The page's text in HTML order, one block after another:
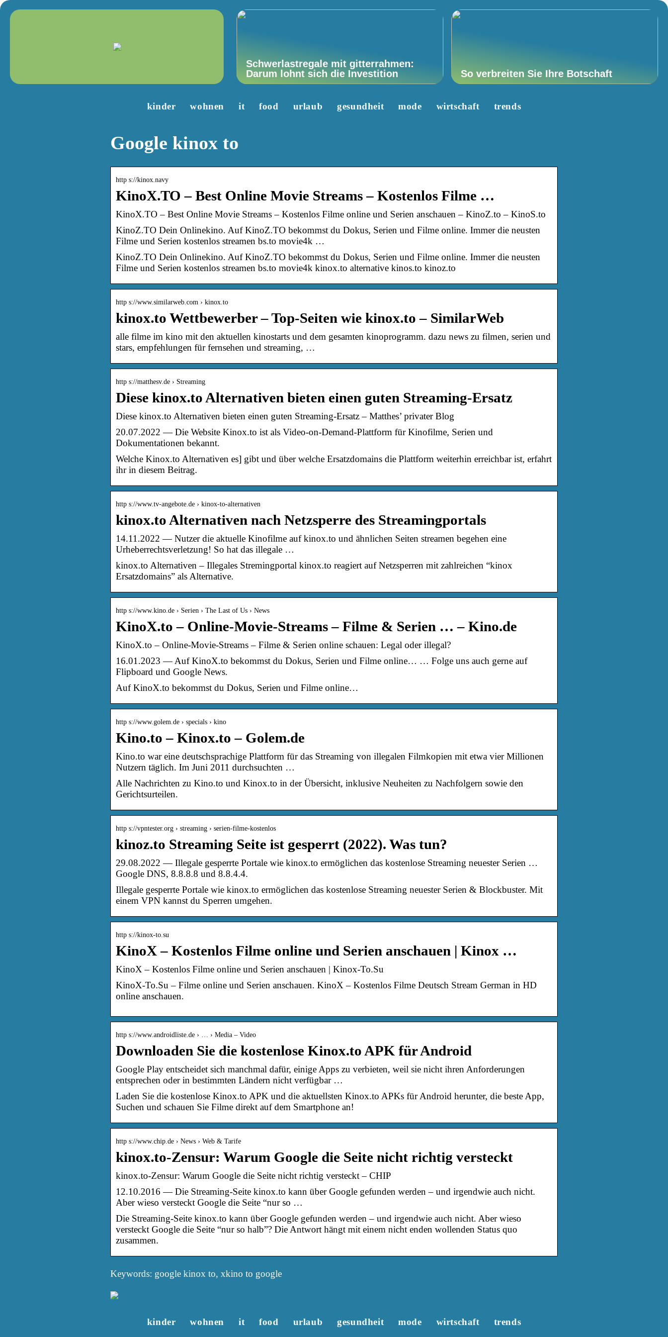
Schwerlastregale mit gitterrahmen:
Darum lohnt sich die Investition
So verbreiten Sie Ihre Botschaft
kinder wohnen it food urlaub gesundheit mode wirtschaft trends
Google kinox to
http s://kinox.navy
KinoX.TO – Best Online Movie Streams – Kostenlos Filme …
KinoX.TO – Best Online Movie Streams – Kostenlos Filme online und Serien anschauen – KinoZ.to – KinoS.to
KinoZ.TO Dein Onlinekino. Auf KinoZ.TO bekommst du Dokus, Serien und Filme online. Immer die neusten
Filme und Serien kostenlos streamen bs.to movie4k …
KinoZ.TO Dein Onlinekino. Auf KinoZ.TO bekommst du Dokus, Serien und Filme online. Immer die neusten
Filme und Serien kostenlos streamen bs.to movie4k kinox.to alternative kinos.to kinoz.to
http s://www.similarweb.com › kinox.to
kinox.to Wettbewerber – Top-Seiten wie kinox.to – SimilarWeb
alle filme im kino mit den aktuellen kinostarts und dem gesamten kinoprogramm. dazu news zu filmen, serien und
stars, empfehlungen für fernsehen und streaming, …
http s://matthesv.de › Streaming
Diese kinox.to Alternativen bieten einen guten Streaming-Ersatz
Diese kinox.to Alternativen bieten einen guten Streaming-Ersatz – Matthes’ privater Blog
20.07.2022 — Die Website Kinox.to ist als Video-on-Demand-Plattform für Kinofilme, Serien und
Dokumentationen bekannt.
Welche Kinox.to Alternativen es] gibt und über welche Ersatzdomains die Plattform weiterhin erreichbar ist, erfahrt
ihr in diesem Beitrag.
http s://www.tv-angebote.de › kinox-to-alternativen
kinox.to Alternativen nach Netzsperre des Streamingportals
14.11.2022 — Nutzer die aktuelle Kinofilme auf kinox.to und ähnlichen Seiten streamen begehen eine
Urheberrechtsverletzung! So hat das illegale …
kinox.to Alternativen – Illegales Stremingportal kinox.to reagiert auf Netzsperren mit zahlreichen “kinox
Ersatzdomains” als Alternative.
http s://www.kino.de › Serien › The Last of Us › News
KinoX.to – Online-Movie-Streams – Filme & Serien … – Kino.de
KinoX.to – Online-Movie-Streams – Filme & Serien online schauen: Legal oder illegal?
16.01.2023 — Auf KinoX.to bekommst du Dokus, Serien und Filme online… … Folge uns auch gerne auf
Flipboard und Google News.
Auf KinoX.to bekommst du Dokus, Serien und Filme online…
http s://www.golem.de › specials › kino
Kino.to – Kinox.to – Golem.de
Kino.to war eine deutschsprachige Plattform für das Streaming von illegalen Filmkopien mit etwa vier Millionen
Nutzern täglich. Im Juni 2011 durchsuchten …
Alle Nachrichten zu Kino.to und Kinox.to in der Übersicht, inklusive Neuheiten zu Nachfolgern sowie den
Gerichtsurteilen.
http s://vpntester.org › streaming › serien-filme-kostenlos
kinoz.to Streaming Seite ist gesperrt (2022). Was tun?
29.08.2022 — Illegale gesperrte Portale wie kinox.to ermöglichen das kostenlose Streaming neuester Serien …
Google DNS, 8.8.8.8 und 8.8.4.4.
Illegale gesperrte Portale wie kinox.to ermöglichen das kostenlose Streaming neuester Serien & Blockbuster. Mit
einem VPN kannst du Sperren umgehen.
http s://kinox-to.su
KinoX – Kostenlos Filme online und Serien anschauen | Kinox …
KinoX – Kostenlos Filme online und Serien anschauen | Kinox-To.Su
KinoX-To.Su – Filme online und Serien anschauen. KinoX – Kostenlos Filme Deutsch Stream German in HD
online anschauen.
http s://www.androidliste.de › … › Media – Video
Downloaden Sie die kostenlose Kinox.to APK für Android
Google Play entscheidet sich manchmal dafür, einige Apps zu verbieten, weil sie nicht ihren Anforderungen
entsprechen oder in bestimmten Ländern nicht verfügbar …
Laden Sie die kostenlose Kinox.to APK und die aktuellsten Kinox.to APKs für Android herunter, die beste App,
Suchen und schauen Sie Filme direkt auf dem Smartphone an!
http s://www.chip.de › News › Web & Tarife
kinox.to-Zensur: Warum Google die Seite nicht richtig versteckt
kinox.to-Zensur: Warum Google die Seite nicht richtig versteckt – CHIP
12.10.2016 — Die Streaming-Seite kinox.to kann über Google gefunden werden – und irgendwie auch nicht.
Aber wieso versteckt Google die Seite “nur so …
Die Streaming-Seite kinox.to kann über Google gefunden werden – und irgendwie auch nicht. Aber wieso
versteckt Google die Seite “nur so halb”? Die Antwort hängt mit einem nicht enden wollenden Status quo
zusammen.
Keywords: google kinox to, xkino to google
kinder wohnen it food urlaub gesundheit mode wirtschaft trends